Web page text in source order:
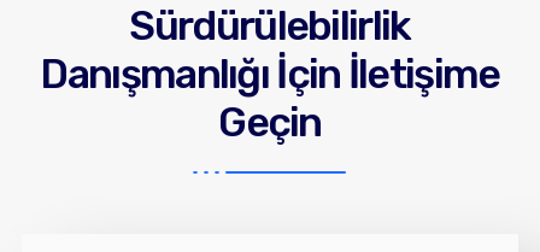
Sürdürülebilirlik
Danışmanlığı İçin İletişime
Geçin